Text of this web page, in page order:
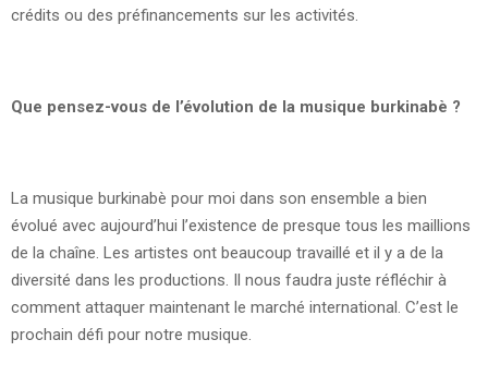
crédits ou des préfinancements sur les activités.
Que pensez-vous de l’évolution de la musique burkinabè ?
La musique burkinabè pour moi dans son ensemble a bien
évolué avec aujourd’hui l’existence de presque tous les maillions
de la chaîne. Les artistes ont beaucoup travaillé et il y a de la
diversité dans les productions. Il nous faudra juste réfléchir à
comment attaquer maintenant le marché international. C’est le
prochain défi pour notre musique.